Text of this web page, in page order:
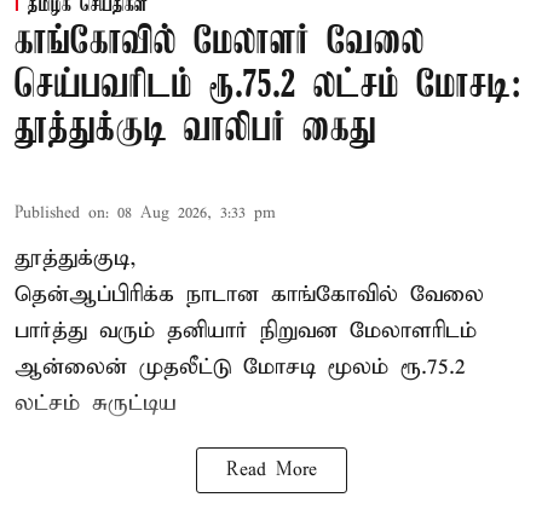
தமிழக செய்திகள்
காங்கோவில் மேலாளர் வேலை
செய்பவரிடம் ரூ.75.2 லட்சம் மோசடி:
தூத்துக்குடி வாலிபர் கைது
Published on: 08 Aug 2026, 3:33 pm
தூத்துக்குடி,
தென்ஆப்பிரிக்க நாடான காங்கோவில் வேலை
பார்த்து வரும் தனியார் நிறுவன மேலாளரிடம்
ஆன்லைன் முதலீட்டு மோசடி மூலம் ரூ.75.2
லட்சம் சுருட்டிய
Read More